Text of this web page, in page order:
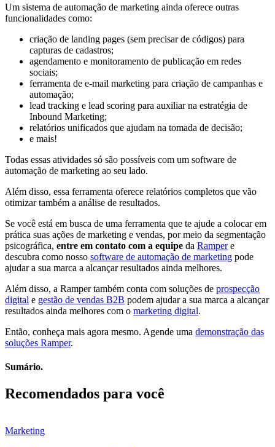
Um sistema de automação de marketing ainda oferece outras
funcionalidades como:
criação de landing pages (sem precisar de códigos) para
capturas de cadastros;
agendamento e monitoramento de publicação em redes
sociais;
ferramenta de e-mail marketing para criação de campanhas e
automação;
lead tracking e lead scoring para auxiliar na estratégia de
Inbound Marketing;
relatórios unificados que ajudam na tomada de decisão;
e mais!
Todas essas atividades só são possíveis com um software de
automação de marketing ao seu lado.
Além disso, essa ferramenta oferece relatórios completos que vão
otimizar também a análise de resultados.
Se você está em busca de uma ferramenta que te ajude a colocar em
prática suas ações de marketing e vendas, por meio da segmentação
psicográfica, entre em contato com a equipe da Rampere
descubra como nosso software de automação de marketing pode
ajudar a sua marca a alcançar resultados ainda melhores.
Além disso, a Ramper também conta com soluções de prospecção
digital e gestão de vendas B2B podem ajudar a sua marca a alcançar
resultados ainda melhores com o marketing digital.
Então, conheça mais agora mesmo. Agende uma demonstração das
soluções Ramper.
Sumário.
Recomendados para você
Marketing